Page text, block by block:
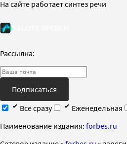
На сайте работает синтез речи
Рассылка:
Подписаться
Все сразу
Еженедельная
Наименование издания: forbes.ru